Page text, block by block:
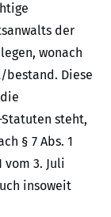
der
wonach
bestand. Diese
steht,
§ 7 Abs. 1
vom 3. Juli
insoweit